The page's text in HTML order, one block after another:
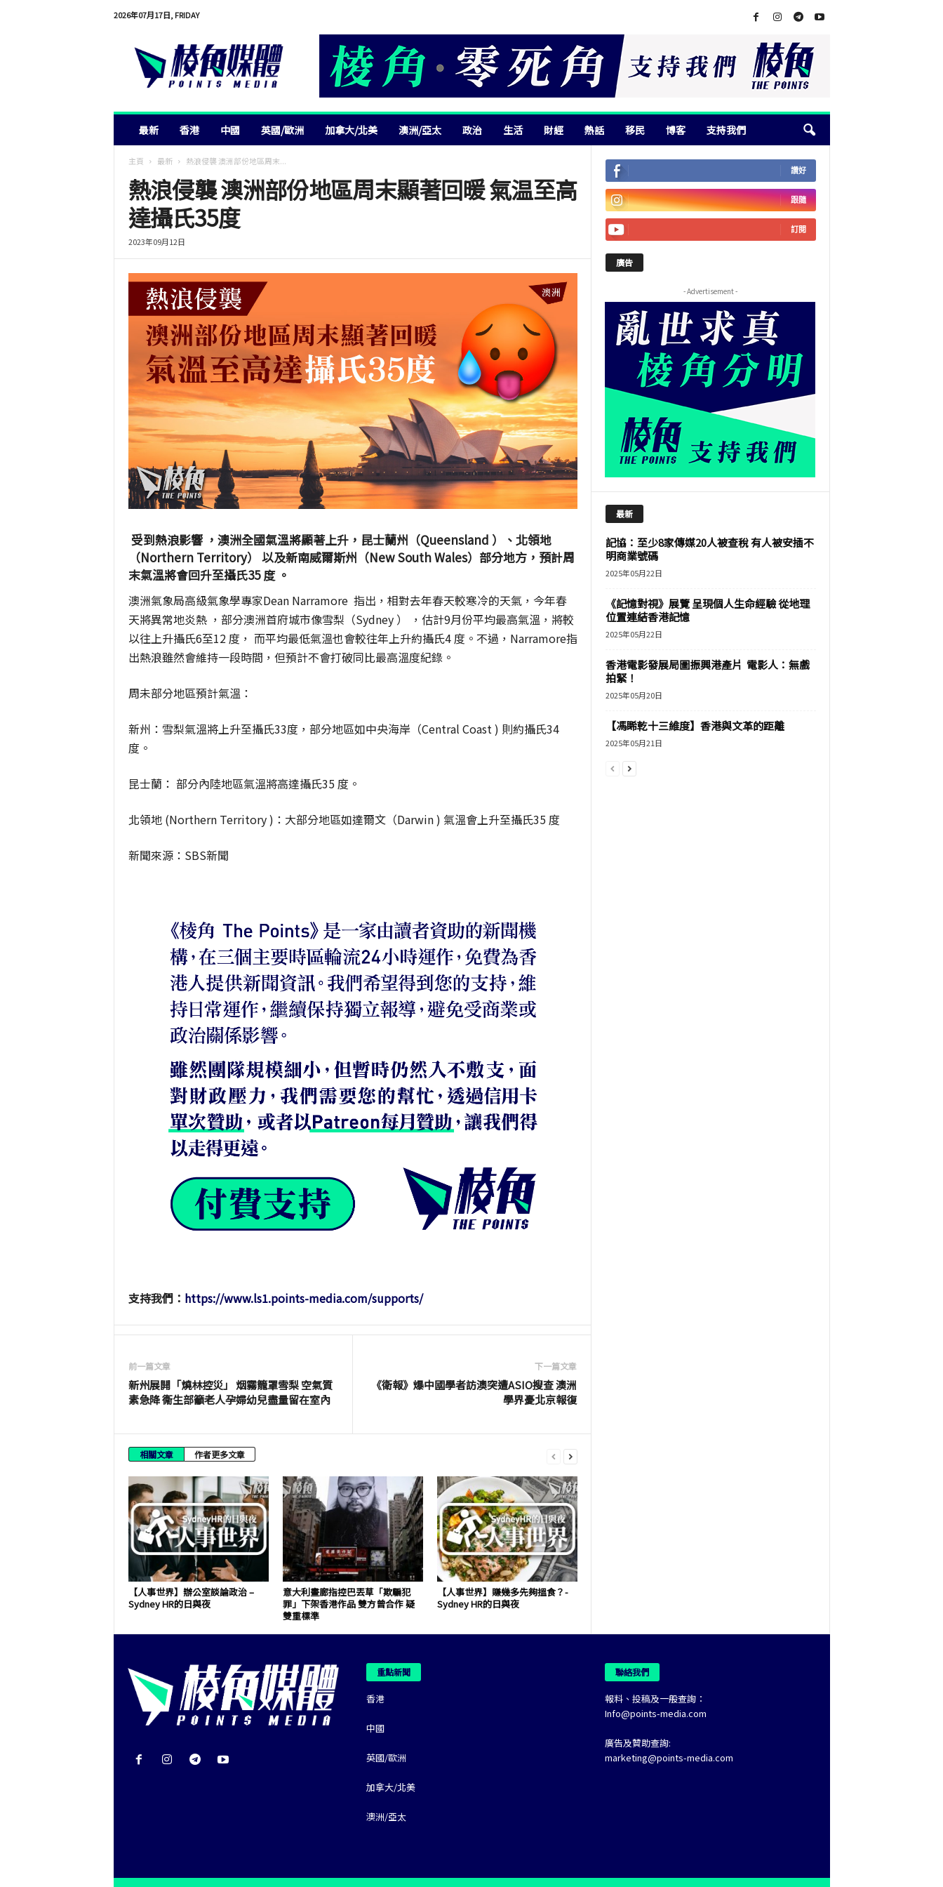
2026年07月17日, FRIDAY
最新 香港 中國 英國/歐洲 加拿大/北美 澳洲/亞太 政治 生活 財經 熱話 移民 博客 支持我們
主頁 最新 熱浪侵襲 澳洲部份地區周末...
熱浪侵襲 澳洲部份地區周末顯著回暖 氣温至高
達攝氏35度
2023年09月12日
受到熱浪影響 ，澳洲全國氣溫將顯著上升，昆士蘭州（Queensland ）、北領地
（Northern Territory） 以及新南威爾斯州（New South Wales）部分地方，預計周
末氣溫將會回升至攝氏35 度 。
澳洲氣象局高級氣象學專家Dean Narramore 指出，相對去年春天較寒冷的天氣，今年春
天將異常地炎熱 ，部分澳洲首府城市像雪梨（Sydney ） ，估計9月份平均最高氣溫，將較
以往上升攝氏6至12 度， 而平均最低氣溫也會較往年上升約攝氏4 度。不過，Narramore指
出熱浪雖然會維持一段時間，但預計不會打破同比最高溫度紀錄。
周未部分地區預計氣溫：
新州：雪梨氣溫將上升至攝氏33度，部分地區如中央海岸（Central Coast ) 則約攝氏34
度。
昆士蘭： 部分內陸地區氣溫將高達攝氏35 度。
北領地 (Northern Territory )：大部分地區如達爾文（Darwin ) 氣溫會上升至攝氏35 度
新聞來源：SBS新聞
支持我們： https://www.ls1.points-media.com/supports/
前一篇文章
新州展開「燒林控災」 烟霧籠罩雪梨 空氣質
素急降 衞生部籲老人孕婦幼兒盡量留在室內
下一篇文章
《衛報》爆中國學者訪澳突遭ASIO搜查 澳洲
學界憂北京報復
相關文章 作者更多文章
【人事世界】辦公室談論政治 –
Sydney HR的日與夜
意大利畫廊指控巴丟草「欺騙犯
罪」下架香港作品 雙方曾合作 疑
雙重標準
【人事世界】賺幾多先夠搵食？-
Sydney HR的日與夜
讚好
跟隨
訂閱
廣告
- Advertisement -
最新
記協：至少8家傳媒20人被查稅 有人被安插不
明商業號碼
2025年05月22日
《記憶對視》展覽 呈現個人生命經驗 從地理
位置連結香港記憶
2025年05月22日
香港電影發展局圖振興港產片 電影人：無戲
拍緊！
2025年05月20日
【馮睎乾十三維度】香港與文革的距離
2025年05月21日
重點新聞
香港
中國
英國/歐洲
加拿大/北美
澳洲/亞太
聯絡我們
報料、投稿及一般查詢：
Info@points-media.com
廣告及贊助查詢:
marketing@points-media.com